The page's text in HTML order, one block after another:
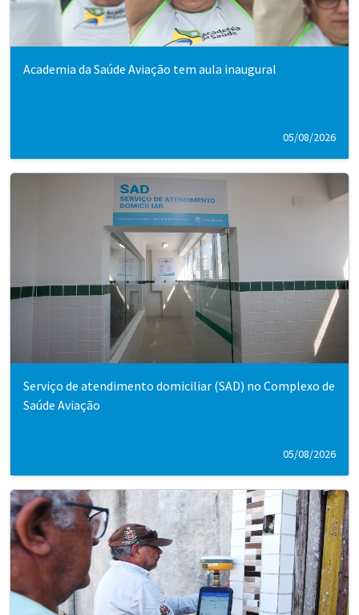
Academia da Saúde Aviação tem aula inaugural
05/08/2026
Serviço de atendimento domiciliar (SAD) no Complexo de
Saúde Aviação
05/08/2026